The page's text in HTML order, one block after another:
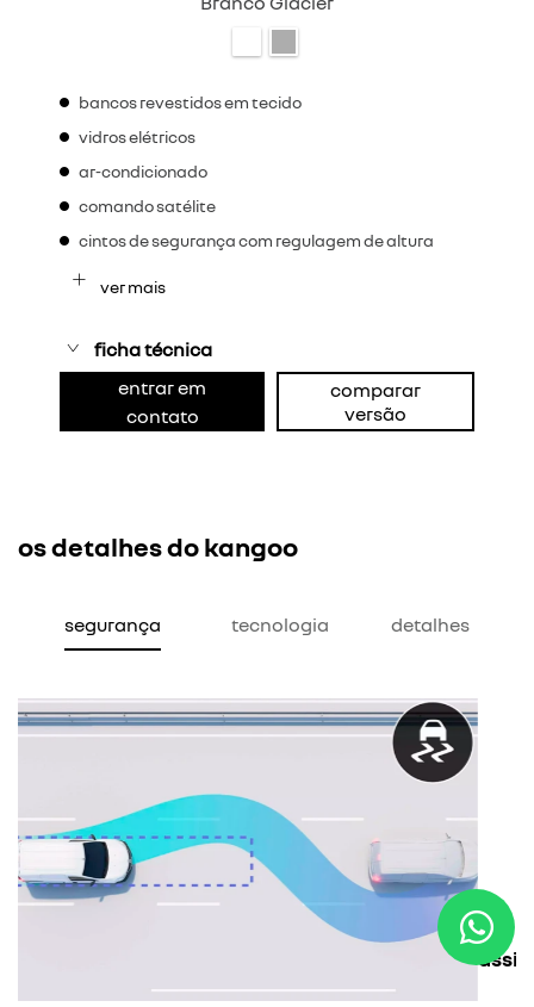
bancos revestidos em tecido
vidros elétricos
ar-condicionado
comando satélite
cintos de segurança com regulagem de altura
ver mais
ficha técnica
entrar em
contato
comparar
versão
os detalhes do kangoo
segurança tecnologia detalhes